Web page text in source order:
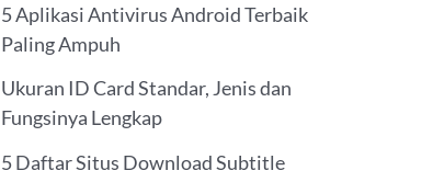
5 Aplikasi Antivirus Android Terbaik
Paling Ampuh
Ukuran ID Card Standar, Jenis dan
Fungsinya Lengkap
5 Daftar Situs Download Subtitle